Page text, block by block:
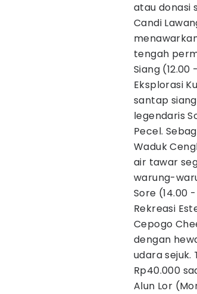
atau donasi
Candi
tengah
Siang (12.00
Eksplorasi
santap
legendaris
Pecel.
Waduk
air tawar
warung-
Sore (14.00
Rekreasi
Cepogo
dengan
udara sejuk.
Rp40.000
Alun Lor